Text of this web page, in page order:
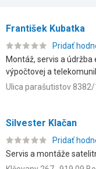
František Kubatka
Pridať
Montáž, servis a
výpočtovej a
Ulica parašutistov 8382/
Silvester Klačan
Pridať
Servis a montáže